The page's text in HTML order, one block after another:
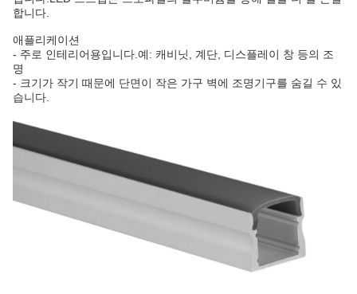
합니다.
애플리케이션
- 주로 인테리어용입니다.예: 캐비닛, 계단, 디스플레이 창 등의 조
명
- 크기가 작기 때문에 단면이 작은 가구 벽에 조명기구를 숨길 수 있
습니다.